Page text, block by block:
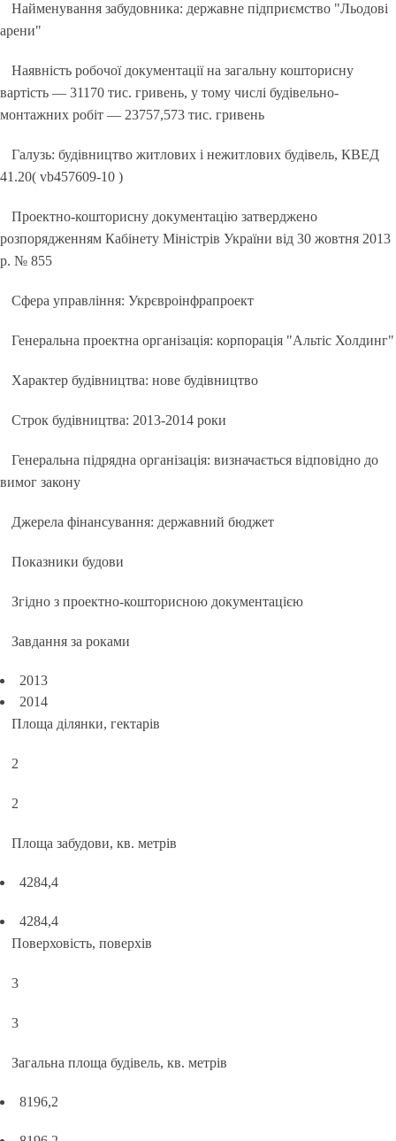
Найменування забудовника: державне підприємство "Льодові
арени"
Наявність робочої документації на загальну кошторисну
вартість — 31170 тис. гривень, у тому числі будівельно-
монтажних робіт — 23757,573 тис. гривень
Галузь: будівництво житлових і нежитлових будівель, КВЕД
41.20( vb457609-10 )
Проектно-кошторисну документацію затверджено
розпорядженням Кабінету Міністрів України від 30 жовтня 2013
р. № 855
Сфера управління: Укрєвроінфрапроект
Генеральна проектна організація: корпорація "Альтіс Холдинг"
Характер будівництва: нове будівництво
Строк будівництва: 2013-2014 роки
Генеральна підрядна організація: визначається відповідно до
вимог закону
Джерела фінансування: державний бюджет
Показники будови
Згідно з проектно-кошторисною документацією
Завдання за роками
2013
2014
Площа ділянки, гектарів
2
2
Площа забудови, кв. метрів
4284,4
4284,4
Поверховість, поверхів
3
3
Загальна площа будівель, кв. метрів
8196,2